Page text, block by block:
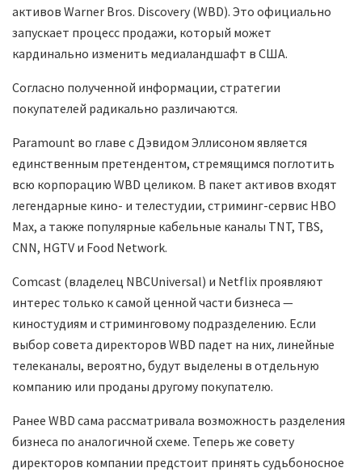
активов Warner Bros. Discovery (WBD). Это официально
запускает процесс продажи, который может
кардинально изменить медиаландшафт в США.
Согласно полученной информации, стратегии
покупателей радикально различаются.
Paramount во главе с Дэвидом Эллисоном является
единственным претендентом, стремящимся поглотить
всю корпорацию WBD целиком. В пакет активов входят
легендарные кино- и телестудии, стриминг-сервис HBO
Max, а также популярные кабельные каналы TNT, TBS,
CNN, HGTV и Food Network.
Comcast (владелец NBCUniversal) и Netflix проявляют
интерес только к самой ценной части бизнеса —
киностудиям и стриминговому подразделению. Если
выбор совета директоров WBD падет на них, линейные
телеканалы, вероятно, будут выделены в отдельную
компанию или проданы другому покупателю.
Ранее WBD сама рассматривала возможность разделения
бизнеса по аналогичной схеме. Теперь же совету
директоров компании предстоит принять судьбоносное